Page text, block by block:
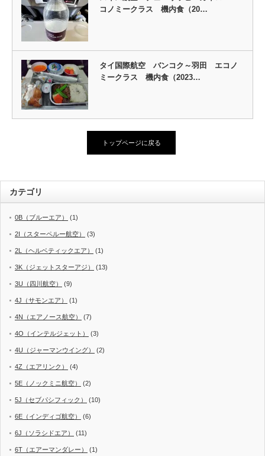
コノミークラス 機内食（20…
タイ国際航空 バンコク～羽田 エコノ
ミークラス 機内食（2023…
トップページに戻る
カテゴリ
0B（ブルーエア） (1)
2I（スターペルー航空） (3)
2L（ヘルベティックエア） (1)
3K（ジェットスターアジ） (13)
3U（四川航空） (9)
4J（サモンエア） (1)
4N（エアノース航空） (7)
4O（インテルジェット） (3)
4U（ジャーマンウイング） (2)
4Z（エアリンク） (4)
5E（ノックミニ航空） (2)
5J（セブパシフィック） (10)
6E（インディゴ航空） (6)
6J（ソラシドエア） (11)
6T（エアーマンダレー） (1)